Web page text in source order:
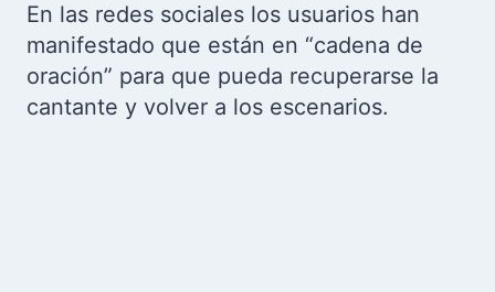
En las redes sociales los usuarios han
manifestado que están en “cadena de
oración” para que pueda recuperarse la
cantante y volver a los escenarios.